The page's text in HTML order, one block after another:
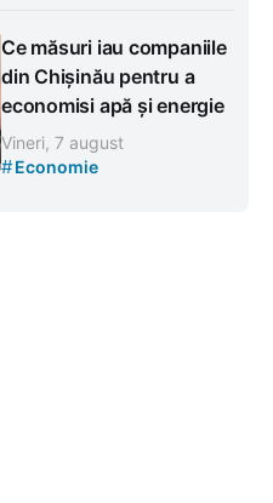
Ce măsuri iau companiile
din Chișinău pentru a
economisi apă și energie
Vineri, 7 august
#Economie